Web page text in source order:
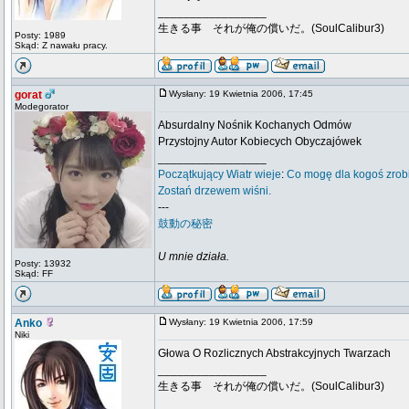
Posty: 1989
Skąd: Z nawału pracy.
生きる事 それが俺の償いだ。(SoulCalibur3)
gorat
Modegorator
Posty: 13932
Skąd: FF
Wysłany: 19 Kwietnia 2006, 17:45
Absurdalny Nośnik Kochanych Odmów
Przystojny Autor Kobiecych Obyczajówek
Początkujący Wiatr wieje: Co mogę dla kogoś
Zostań drzewem wiśni.
---
鼓動の秘密
U mnie działa.
Anko
Niki
Wysłany: 19 Kwietnia 2006, 17:59
Głowa O Rozlicznych Abstrakcyjnych Twarzach
生きる事 それが俺の償いだ。(SoulCalibur3)